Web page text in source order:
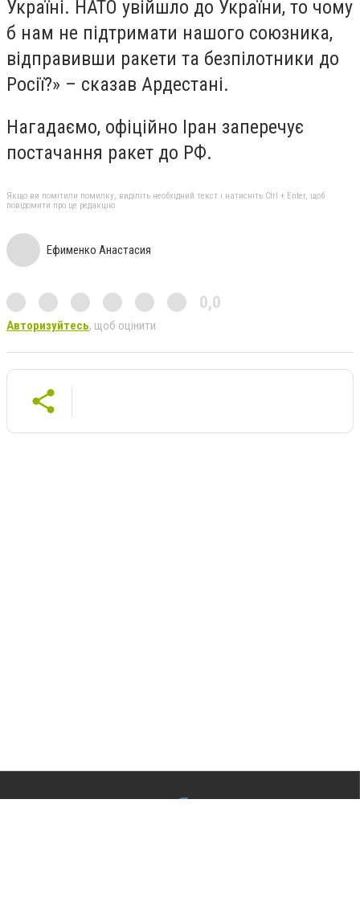
Україні. НАТО увійшло до України, то чому
б нам не підтримати нашого союзника,
відправивши ракети та безпілотники до
Росії?» – сказав Ардестані.
Нагадаємо, офіційно Іран заперечує
постачання ракет до РФ.
Якщо ви помітили помилку, виділіть необхідний текст і натисніть Ctrl + Enter, щоб
повідомити про це редакцію
Ефименко Анастасия
0,0
Авторизуйтесь, щоб оцінити